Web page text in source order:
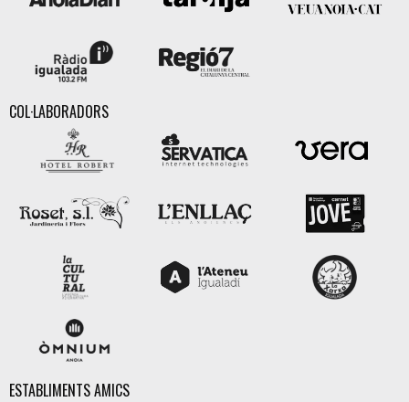
COL·LABORADORS
ESTABLIMENTS AMICS